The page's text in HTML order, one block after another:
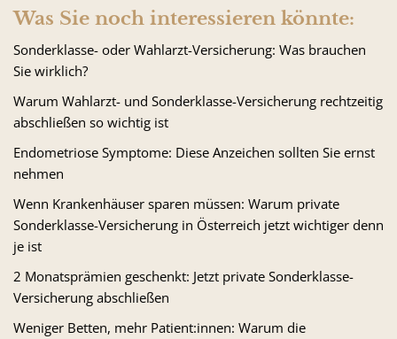
Was Sie noch interessieren könnte:
Sonderklasse- oder Wahlarzt-Versicherung: Was brauchen
Sie wirklich?
Warum Wahlarzt- und Sonderklasse-Versicherung rechtzeitig
abschließen so wichtig ist
Endometriose Symptome: Diese Anzeichen sollten Sie ernst
nehmen
Wenn Krankenhäuser sparen müssen: Warum private
Sonderklasse-Versicherung in Österreich jetzt wichtiger denn
je ist
2 Monatsprämien geschenkt: Jetzt private Sonderklasse-
Versicherung abschließen
Weniger Betten, mehr Patient:innen: Warum die